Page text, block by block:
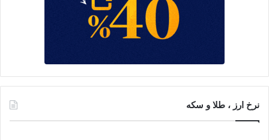
نرخ ارز ، طلا و سکه